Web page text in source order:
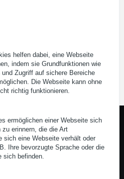
in a new window)
(Opens in a new window)
(Opens in a new window)
(Opens in a new
helfen dabei, eine Webseite
indem sie Grundfunktionen wie
Zugriff auf sichere Bereiche
Die Webseite kann ohne
richtig funktionieren.
ermöglichen einer Webseite sich
zu erinnern, die die Art
sich eine Webseite verhält oder
Ihre bevorzugte Sprache oder die
sich befinden.